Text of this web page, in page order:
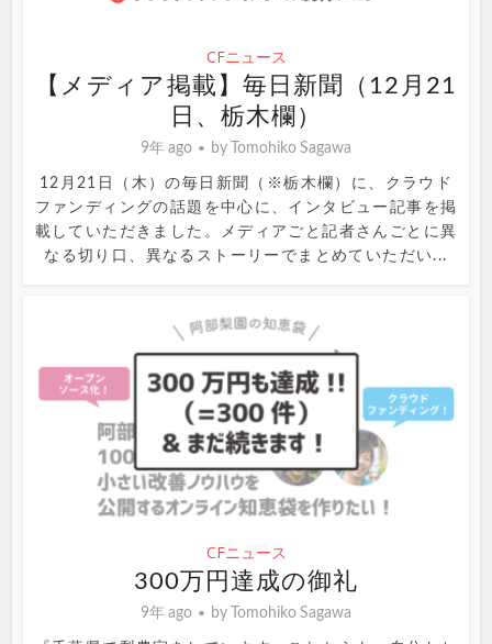
CFニュース
【メディア掲載】毎日新聞（12月21
日、栃木欄）
9年 ago by Tomohiko Sagawa
12月21日（木）の毎日新聞（※栃木欄）に、クラウド
ファンディングの話題を中心に、インタビュー記事を掲
載していただきました。メディアごと記者さんごとに異
なる切り口、異なるストーリーでまとめていただい...
CFニュース
300万円達成の御礼
9年 ago by Tomohiko Sagawa